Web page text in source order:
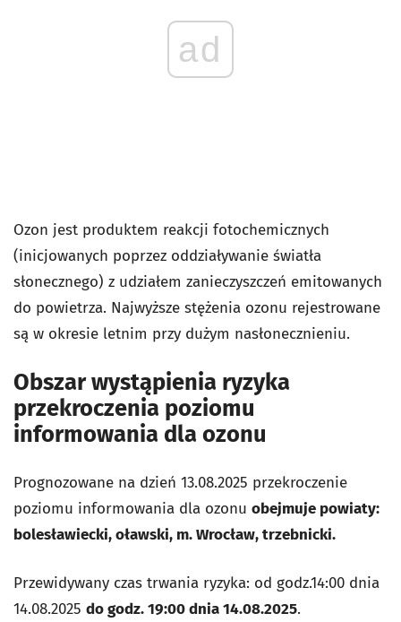
ad
Ozon jest produktem reakcji fotochemicznych
(inicjowanych poprzez oddziaływanie światła
słonecznego) z udziałem zanieczyszczeń emitowanych
do powietrza. Najwyższe stężenia ozonu rejestrowane
są w okresie letnim przy dużym nasłonecznieniu.
Obszar wystąpienia ryzyka
przekroczenia poziomu
informowania dla ozonu
Prognozowane na dzień 13.08.2025 przekroczenie
poziomu informowania dla ozonu obejmuje powiaty:
bolesławiecki, oławski, m. Wrocław, trzebnicki.
Przewidywany czas trwania ryzyka: od godz.14:00 dnia
14.08.2025 do godz. 19:00 dnia 14.08.2025.